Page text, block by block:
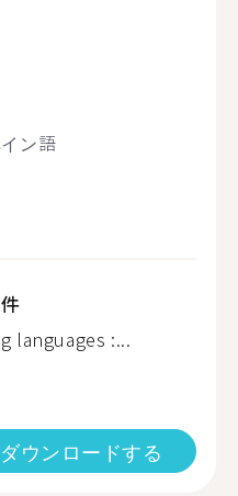
ン語
languages :...
ウンロードする